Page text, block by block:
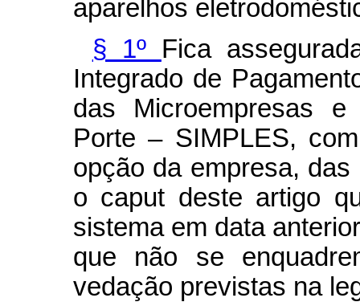
aparelhos
§ 1º Fica
Integrado de
das Microempresas
Porte – SIMPLES,
opção da empresa,
o caput deste artigo
sistema em data
que não se
vedação previstas na